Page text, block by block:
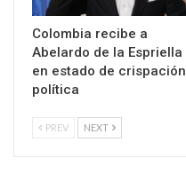
Colombia recibe a
Abelardo de la Espriella
en estado de crispación
política
PREV NEXT